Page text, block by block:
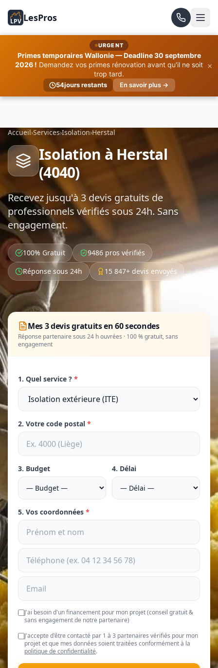
LPV LesPros
URGENT
Primes temporaires Wallonie — Deadline 30 septembre
2026 ! Demandez vos primes rénovation avant qu'il ne soit
trop tard.
54jours restants En savoir plus →
×
Accueil›Services›Isolation›Herstal
Isolation à Herstal
(4040)
Recevez jusqu'à 3 devis gratuits de
professionnels vérifiés sous 24h. Sans
engagement.
100% Gratuit
9486 pros vérifiés
Réponse sous 24h
15 847+ devis envoyés
Mes 3 devis gratuits en 60 secondes
Réponse partenaire sous 24 h ouvrées · 100 % gratuit, sans
engagement
1. Quel service ? *
2. Votre code postal *
3. Budget 4. Délai
5. Vos coordonnées *
J'ai besoin d'un financement pour mon projet (conseil gratuit &
sans engagement de notre partenaire)
J'accepte d'être contacté par 1 à 3 partenaires vérifiés pour mon
projet et que mes données soient traitées conformément à la
politique de confidentialité.